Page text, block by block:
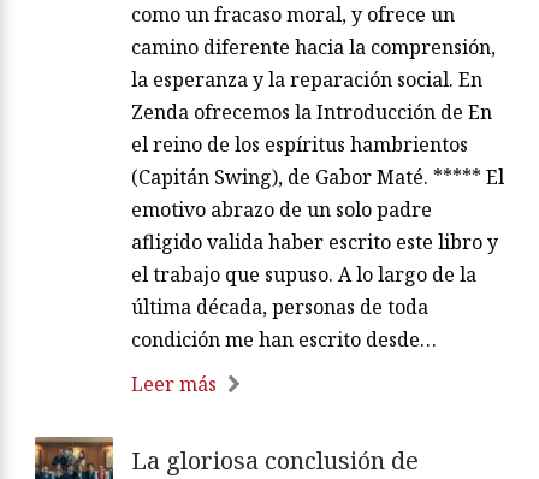
como un fracaso moral, y ofrece un
camino diferente hacia la comprensión,
la esperanza y la reparación social. En
Zenda ofrecemos la Introducción de En
el reino de los espíritus hambrientos
(Capitán Swing), de Gabor Maté. ***** El
emotivo abrazo de un solo padre
afligido valida haber escrito este libro y
el trabajo que supuso. A lo largo de la
última década, personas de toda
condición me han escrito desde…
Leer más
La gloriosa conclusión de